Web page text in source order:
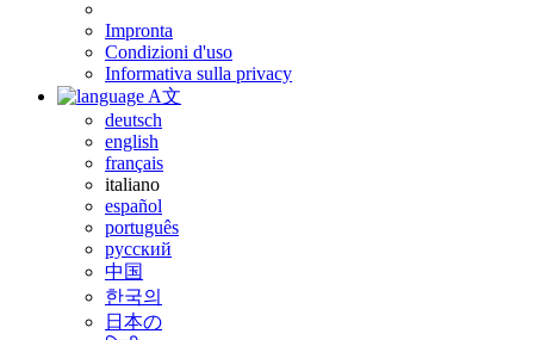
Impronta
Condizioni d'uso
Informativa sulla privacy
A文
deutsch
english
français
italiano
español
português
русский
中国
한국의
日本の